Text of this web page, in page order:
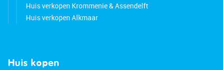
Huis verkopen Krommenie & Assendelft
Huis verkopen Alkmaar
Huis kopen